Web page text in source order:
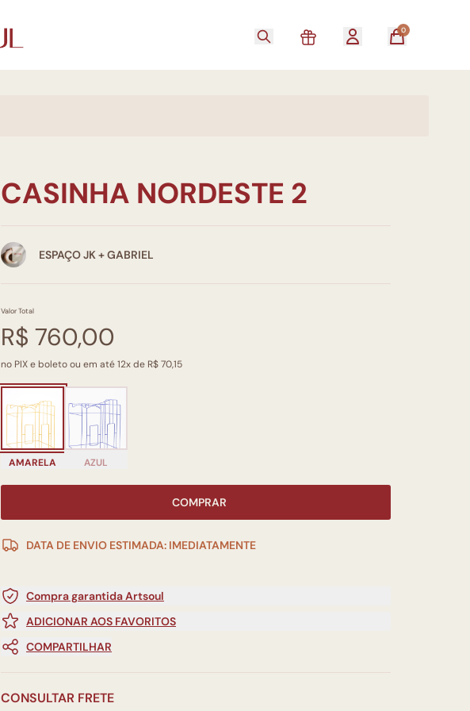
0
CASINHA NORDESTE 2
ESPAÇO JK + GABRIEL
Valor Total
R$ 760,00
no PIX e boleto ou em até 12x de R$ 70,15
AMARELA AZUL
COMPRAR
DATA DE ENVIO ESTIMADA: IMEDIATAMENTE
Compra garantida Artsoul
ADICIONAR AOS FAVORITOS
COMPARTILHAR
CONSULTAR FRETE